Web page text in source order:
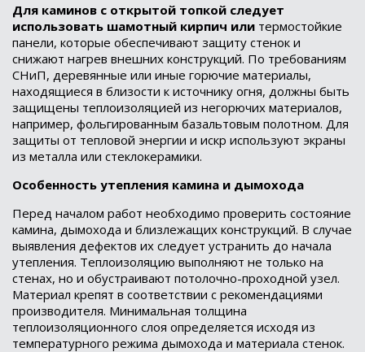
Для каминов с открытой топкой следует
использовать шамотный кирпич или термостойкие
панели, которые обеспечивают защиту стенок и
снижают нагрев внешних конструкций. По требованиям
СНиП, деревянные или иные горючие материалы,
находящиеся в близости к источнику огня, должны быть
защищены теплоизоляцией из негорючих материалов,
например, фольгированным базальтовым полотном. Для
защиты от тепловой энергии и искр используют экраны
из металла или стеклокерамики.
Особенность утепления камина и дымохода
Перед началом работ необходимо проверить состояние
камина, дымохода и близлежащих конструкций. В случае
выявления дефектов их следует устранить до начала
утепления. Теплоизоляцию выполняют не только на
стенах, но и обустраивают потолочно-проходной узел.
Материал крепят в соответствии с рекомендациями
производителя. Минимальная толщина
теплоизоляционного слоя определяется исходя из
температурного режима дымохода и материала стенок.